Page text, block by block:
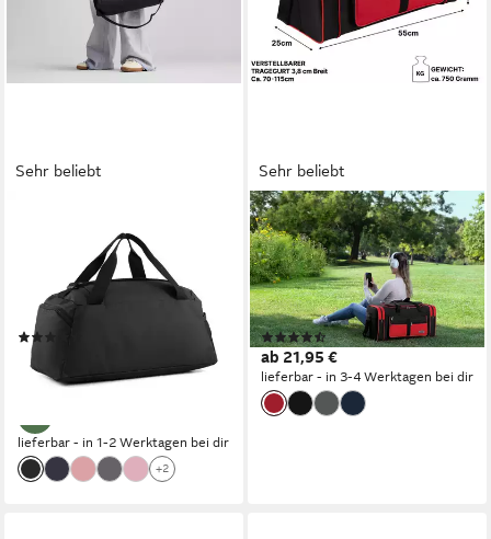
Sehr beliebt
Sporttasche FUNDAMENTAL
EXTRA SMALL SPORTS
BAG, Sporttasche, mit
mehreren Fächern, mit
separater Schuhtasche
ab 20,99 €
-16%
lieferbar - in 1-2 Werktagen bei dir
+2
Sehr beliebt
EAAKIE
Sporttasche Sporttasche
Saunatasche Reisetasche
Fitnesstasche Damen Herren
Kinder
(37)
ab 21,95 €
lieferbar - in 3-4 Werktagen bei dir